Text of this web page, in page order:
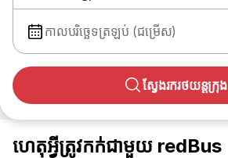
កាលបរិច្ឆេទត្រឡប់ (ជម្រើស)
ស្វែងរករថយន្តក្រុង
ហេតុអ្វីត្រូវកក់ជាមួយ redBus